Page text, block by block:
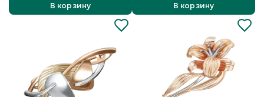
В корзину
В корзину